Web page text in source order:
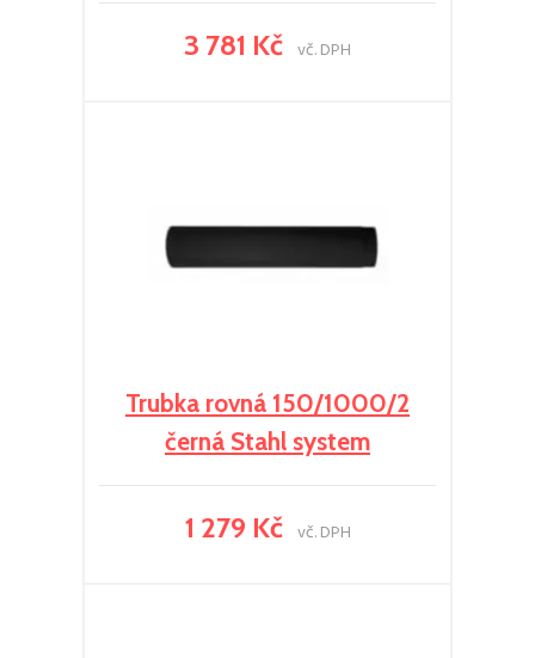
3 781 Kč vč. DPH
Trubka rovná 150/1000/2
černá Stahl system
1 279 Kč vč. DPH